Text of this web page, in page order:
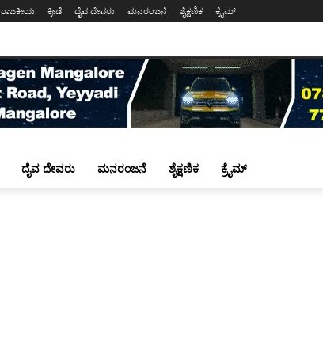
ರಾಜಕೀಯ ಕ್ರೀಡೆ ದೈವ ದೇವರು ಮನರಂಜನೆ ಶೈಕ್ಷಣಿಕ ಕ್ರೈಮ್
ದೈವ ದೇವರು ಮನರಂಜನೆ ಶೈಕ್ಷಣಿಕ ಕ್ರೈಮ್